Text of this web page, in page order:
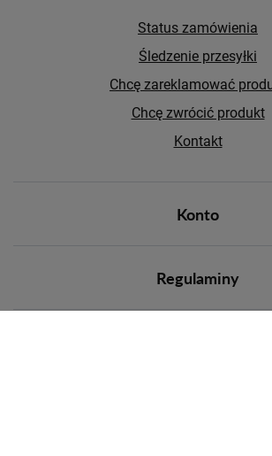
Status zamówienia
Śledzenie przesyłki
Chcę zareklamować
Chcę zwrócić produkt
Kontakt
Konto
Regulaminy